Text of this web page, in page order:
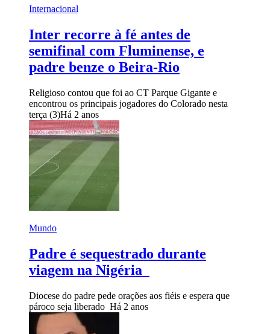
Internacional
Inter recorre à fé antes de
semifinal com Fluminense, e
padre benze o Beira-Rio
Religioso contou que foi ao CT Parque Gigante e
encontrou os principais jogadores do Colorado nesta
terça (3)Há 2 anos
Mundo
Padre é sequestrado durante
viagem na Nigéria
Diocese do padre pede orações aos fiéis e espera que
pároco seja liberado Há 2 anos